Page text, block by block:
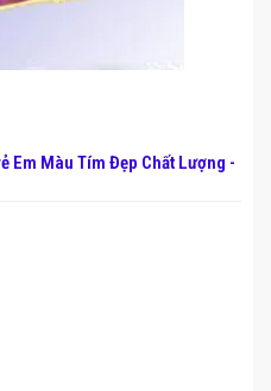
Em Màu Tím Đẹp Chất Lượng -